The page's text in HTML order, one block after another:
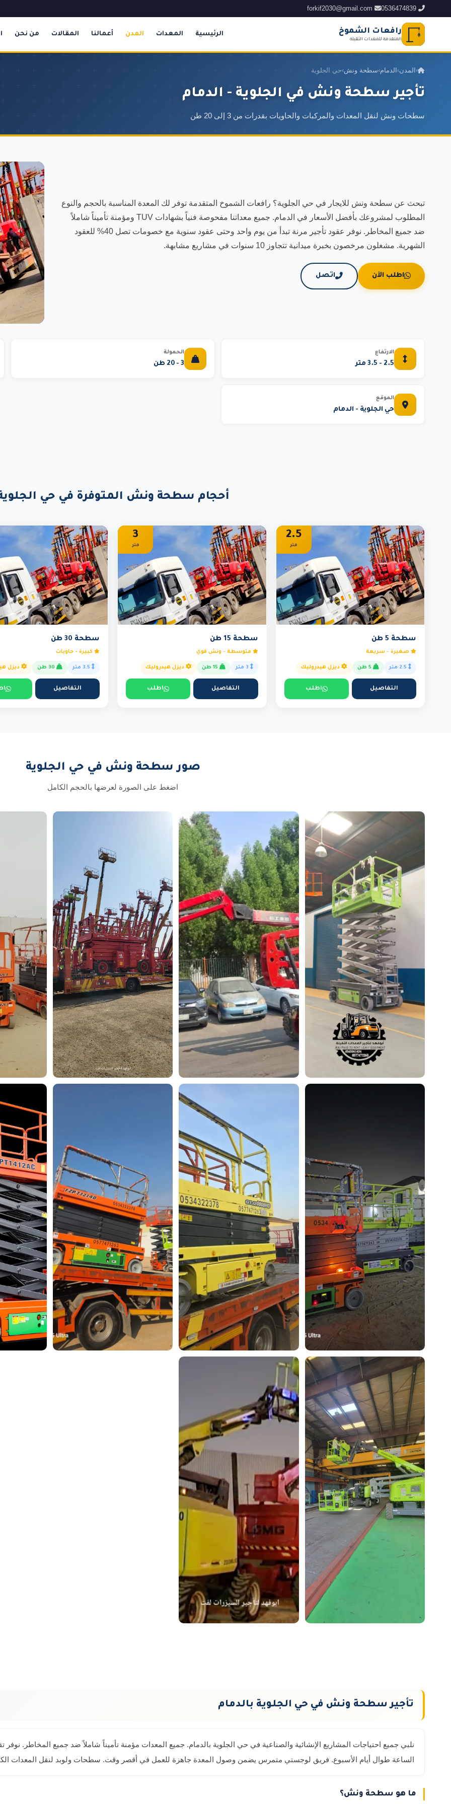
0536474839
forkif2030@gmail.com
رافعات الشموخ
المتقدمة للمعدات الثقيلة
الرئيسية المعدات المدن أعمالنا المقالات من نحن
› المدن› الدمام›سطحة ونش›حي الجلوية
تأجير سطحة ونش في الجلوية - الدمام
سطحات ونش لنقل المعدات والمركبات والحاويات بقدرات من 3 إلى 20 طن
تبحث عن سطحة ونش للايجار في حي الجلوية؟ رافعات الشموخ المتقدمة توفر لك المعدة المناسبة بالحجم والنوع
المطلوب لمشروعك بأفضل الأسعار في الدمام. جميع معداتنا مفحوصة فنياً بشهادات TUV ومؤمنة تأميناً شاملاً
ضد جميع المخاطر. نوفر عقود تأجير مرنة تبدأ من يوم واحد وحتى عقود سنوية مع خصومات تصل 40% للعقود
الشهرية. مشغلون مرخصون بخبرة ميدانية تتجاوز 10 سنوات في مشاريع مشابهة.
اطلب الآن اتصل
الارتفاع
2.5 - 3.5 متر
الحمولة
3 - 20 طن
الموقع
حي الجلوية - الدمام
أحجام سطحة ونش المتوفرة في حي
2.5
متر
سطحة 5 طن
صغيرة - سريعة
ديزل هيدروليك
التفاصيل اطلب
3
متر
سطحة 15 طن
متوسطة - ونش قوي
ديزل هيدروليك
التفاصيل اطلب
سطحة 30 طن
كبيرة - حاويات
ديزل
التفاصيل
صور سطحة ونش في حي الجلوية
اضغط على الصورة لعرضها بالحجم الكامل
تأجير سطحة ونش في حي الجلوية بالدمام
نلبي جميع احتياجات المشاريع الإنشائية والصناعية في حي الجلوية بالدمام. جميع المعدات مؤمنة تأميناً شاملاً ضد جميع
الساعة طوال أيام الأسبوع. فريق لوجستي متمرس يضمن وصول المعدة جاهزة للعمل في أقصر وقت. سطحات ولوبد لنقل المعدات
ما هو سطحة ونش؟